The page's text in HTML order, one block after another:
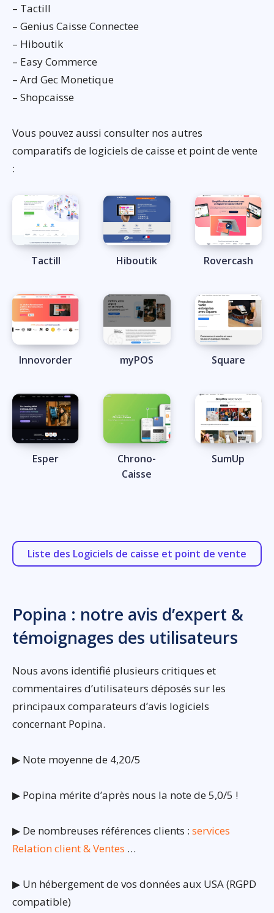
– Tactill
– Genius Caisse Connectee
– Hiboutik
– Easy Commerce
– Ard Gec Monetique
– Shopcaisse
Vous pouvez aussi consulter nos autres
comparatifs de logiciels de caisse et point de vente
:
Tactill Hiboutik Rovercash
Innovorder myPOS Square
Esper
Chrono-
Caisse
SumUp
Liste des Logiciels de caisse et point de vente
Popina : notre avis d’expert &
témoignages des utilisateurs
Nous avons identifié plusieurs critiques et
commentaires d’utilisateurs déposés sur les
principaux comparateurs d’avis logiciels
concernant Popina.
▶ Note moyenne de 4,20/5
▶ Popina mérite d’après nous la note de 5,0/5 !
▶ De nombreuses références clients : services
Relation client & Ventes …
▶ Un hébergement de vos données aux USA (RGPD
compatible)